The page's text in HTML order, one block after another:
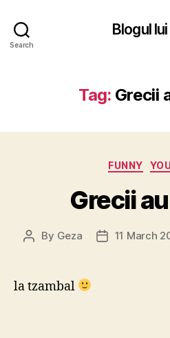
Search
Blogul
Tag: Grecii
FUNNY
Grecii
Post
By Geza
Post11 March
la tzambal